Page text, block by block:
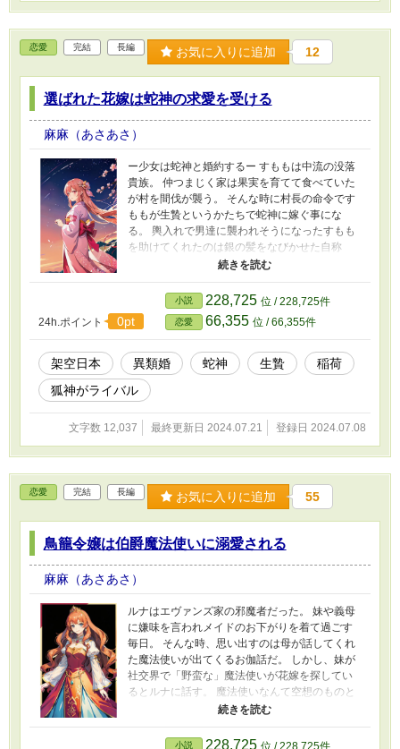
恋愛 完結 長編 お気に入りに追加 12
選ばれた花嫁は蛇神の求愛を受ける
麻麻（あさあさ）
ー少女は蛇神と婚約するー すももは中流の没落
貴族。 仲つまじく家は果実を育てて食べていた
が村を間伐が襲う。 そんな時に村長の命令です
ももが生贄というかたちで蛇神に嫁ぐ事にな
る。 輿入れで男達に襲われそうになったすもも
を助けてくれたのは銀の髪をなびかせた自称
「すももの婿」蛇神でー。 ※これは他サイトに
載せていた作品です。 異類婚で十数話くらいの
ものです。 異類婚、のじゃ神様が出てきます
(^^) お好きな方はお気に入りやコメントもらえ
ると嬉しいです(o^^o)
24h.ポイント 0pt
小説 228,725 位 / 228,725件
恋愛 66,355 位 / 66,355件
架空日本 異類婚 蛇神 生贄
稲荷
狐神がライバル
文字数 12,037 最終更新日 2024.07.21 登録日 2024.07.08
恋愛 完結 長編 お気に入りに追加 55
鳥籠令嬢は伯爵魔法使いに溺愛される
麻麻（あさあさ）
ルナはエヴァンズ家の邪魔者だった。 妹や義母
に嫌味を言われメイドのお下がりを着て過ごす
毎日。 そんな時、思い出すのは母が話してくれ
た魔法使いが出てくるお伽話だ。 しかし、妹が
社交界で「野蛮な」魔法使いが花嫁を探してい
るとルナに話す。 魔法使いなんて空想のものと
ルナは思っていたが義母と妹はルナを野蛮と噂
される魔法使い伯爵との婚約を勝手に決められ
てしまうが。 ※他のサイトに載せていた作品で
小説 228,725 位 / 228,725件